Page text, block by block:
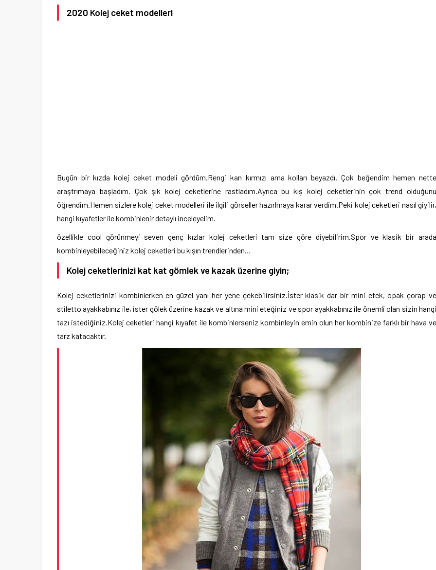
2020 Kolej ceket modelleri
Bugün bir kızda kolej ceket modeli gördüm.Rengi kan kırmızı ama kolları beyazdı. Çok beğendim hemen nette
araştrımaya başladım. Çok şık kolej ceketlerine rastladım.Ayrıca bu kış kolej ceketlerinin çok trend olduğunu
öğrendim.Hemen sizlere kolej ceket modelleri ile ilgili görseller hazırlmaya karar verdim.Peki kolej ceketleri nasıl giyilir,
hangi kıyafetler ile kombinlenir detaylı inceleyelim.
özellikle cool görünmeyi seven genç kızlar kolej ceketleri tam size göre diyebilirim.Spor ve klasik bir arada
kombinleyebileceğiniz kolej ceketleri bu kışın trendlerinden…
Kolej ceketlerinizi kat kat gömlek ve kazak üzerine giyin;
Kolej ceketlerinizi kombinlerken en güzel yanı her yene çekebilirsiniz.İster klasik dar bir mini etek, opak çorap ve
stiletto ayakkabınız ile, ister gölek üzerine kazak ve altına mini eteğiniz ve spor ayakkabınız ile önemli olan sizin hangi
tazı istediğiniz.Kolej ceketleri hangi kıyafet ile kombinlerseniz kombinleyin emin olun her kombinize farklı bir hava ve
tarz katacaktır.